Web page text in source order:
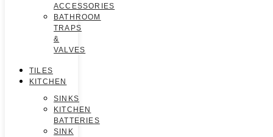
ACCESSORIES
BATHROOM
TRAPS
&
VALVES
TILES
KITCHEN
SINKS
KITCHEN
BATTERIES
SINK